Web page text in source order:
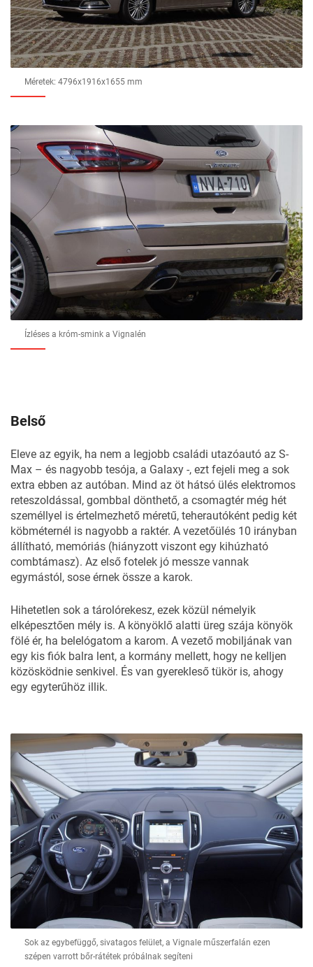
Méretek: 4796x1916x1655 mm
Ízléses a króm-smink a Vignalén
Belső
Eleve az egyik, ha nem a legjobb családi utazóautó az S-
Max – és nagyobb tesója, a Galaxy -, ezt fejeli meg a sok
extra ebben az autóban. Mind az öt hátsó ülés elektromos
reteszoldással, gombbal dönthető, a csomagtér még hét
személlyel is értelmezhető méretű, teherautóként pedig két
köbméternél is nagyobb a raktér. A vezetőülés 10 irányban
állítható, memóriás (hiányzott viszont egy kihúzható
combtámasz). Az első fotelek jó messze vannak
egymástól, sose érnek össze a karok.
Hihetetlen sok a tárolórekesz, ezek közül némelyik
elképesztően mély is. A könyöklő alatti üreg szája könyök
fölé ér, ha belelógatom a karom. A vezető mobiljának van
egy kis fiók balra lent, a kormány mellett, hogy ne kelljen
közösködnie senkivel. És van gyerekleső tükör is, ahogy
egy egyterűhöz illik.
Sok az egybefüggő, sivatagos felület, a Vignale műszerfalán ezen
szépen varrott bőr-rátétek próbálnak segíteni